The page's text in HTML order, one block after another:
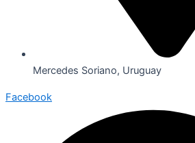
Mercedes Soriano, Uruguay
Facebook